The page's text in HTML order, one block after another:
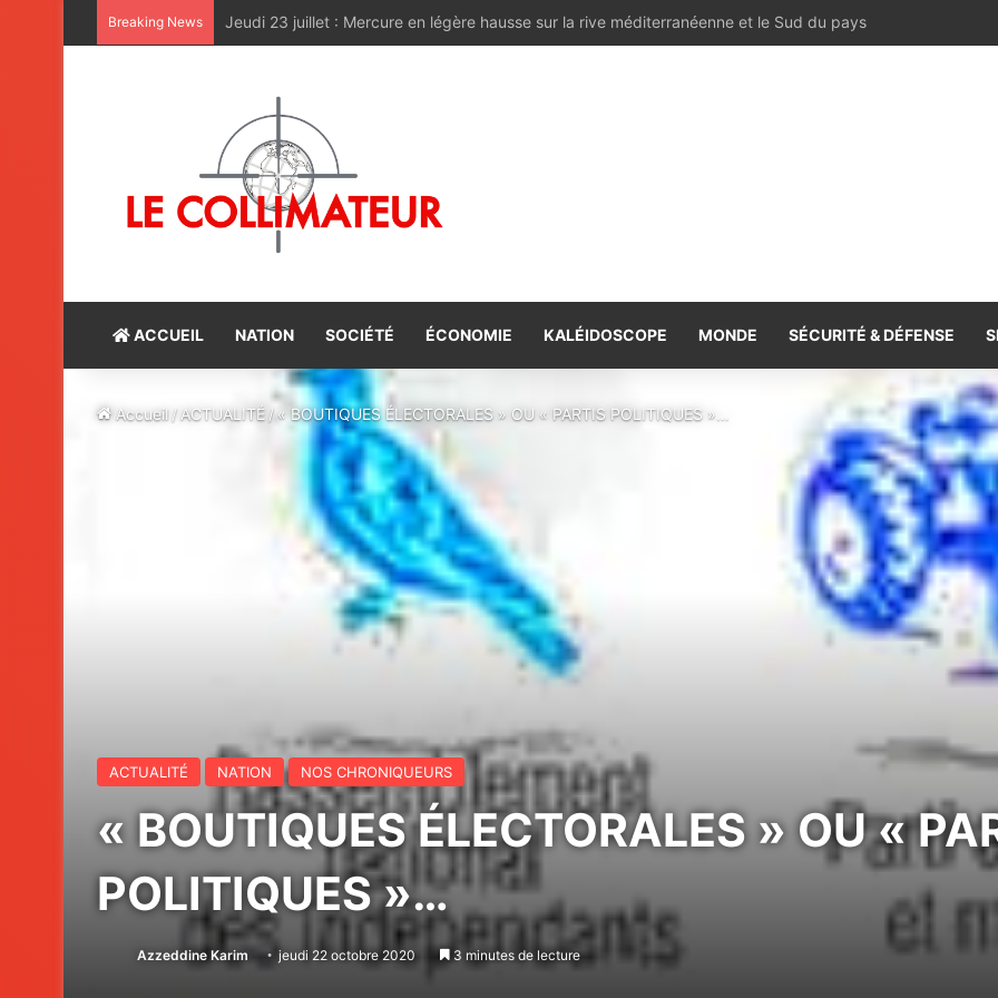
Breaking News Le Sahara oriental, une terre marocaine spoliée : les archives françaises rétablissent une vérité historique
ACCUEIL NATION SOCIÉTÉ ÉCONOMIE KALÉIDOSCOPE MONDE SÉCURITÉ & DÉFENSE
Accueil/ACTUALITÉ/« BOUTIQUES ÉLECTORALES » OU « PARTIS POLITIQUES »…
ACTUALITÉ NATION NOS CHRONIQUEURS
« BOUTIQUES ÉLECTORALES » OU «
POLITIQUES »…
Azzeddine Karim jeudi 22 octobre 2020 3 minutes de lecture